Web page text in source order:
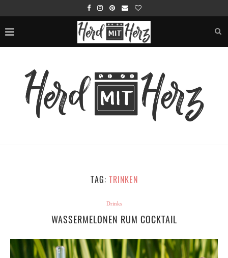
TAG: TRINKEN
Drinks
WASSERMELONEN RUM COCKTAIL